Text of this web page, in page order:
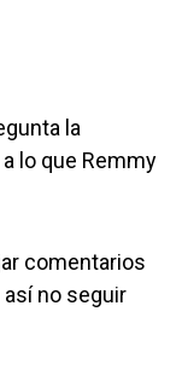
la
lo que Remmy
comentarios
así no seguir